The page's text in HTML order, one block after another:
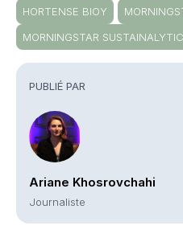
PUBLIÉ PAR
Ariane Khosrovchahi
Journaliste
HORTENSE BIOY
MORNINGSTAR